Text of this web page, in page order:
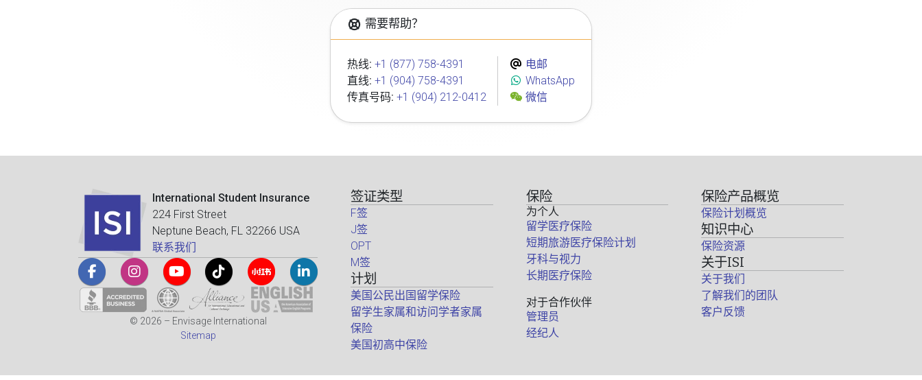
需要帮助？
热线: +1 (877) 758-4391
直线: +1 (904) 758-4391
传真号码: +1 (904) 212-0412
电邮
WhatsApp
微信
International Student Insurance
224 First Street
Neptune Beach, FL 32266 USA
联系我们
© 2026 – Envisage International
Sitemap
签证类型
F签
J签
OPT
M签
计划
美国公民出国留学保险
留学生家属和访问学者家属
保险
美国初高中保险
保险
为个人
留学医疗保险
短期旅游医疗保险计划
牙科与视力
长期医疗保险
对于合作伙伴
管理员
经纪人
保险产品概览
保险计划概览
知识中心
保险资源
关于ISI
关于我们
了解我们的团队
客户反馈